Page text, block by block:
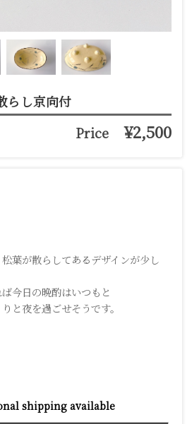
らし京向付
Price ¥2,500
葉が散らしてあるデザインが少し
今日の晩酌はいつもと
と夜を過ごせそうです。
shipping available